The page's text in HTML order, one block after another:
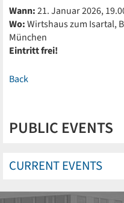
PUBLIC EVENTS
CURRENT EVENTS
Wann:21. Januar 2026,
Wo:Wirtshaus zum Isartal,
München
Eintritt frei!
Back